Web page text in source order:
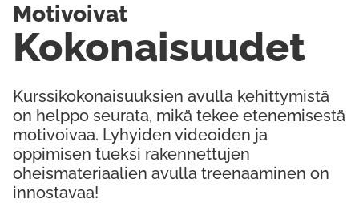
Kurssikokonaisuuksien avulla kehittymistä
on helppo seurata, mikä tekee etenemisestä
motivoivaa. Lyhyiden videoiden ja
oppimisen tueksi rakennettujen
oheismateriaalien avulla treenaaminen on
innostavaa!
Kokonaisuudet
Motivoivat